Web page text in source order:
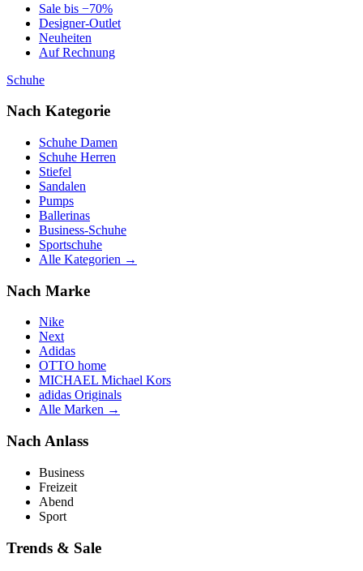
Sale bis −70%
Designer-Outlet
Neuheiten
Auf Rechnung
Schuhe
Nach Kategorie
Schuhe Damen
Schuhe Herren
Stiefel
Sandalen
Pumps
Ballerinas
Business-Schuhe
Sportschuhe
Alle Kategorien →
Nach Marke
Nike
Next
Adidas
OTTO home
MICHAEL Michael Kors
adidas Originals
Alle Marken →
Nach Anlass
Business
Freizeit
Abend
Sport
Trends & Sale